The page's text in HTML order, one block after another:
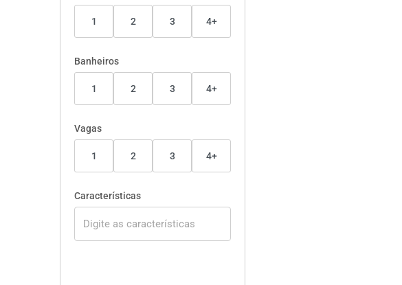
1 2 3 4+
Banheiros
1 2 3 4+
Vagas
1 2 3 4+
Características